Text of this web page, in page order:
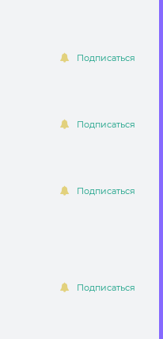
Подписаться
Подписаться
Подписаться
Подписаться